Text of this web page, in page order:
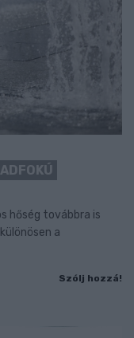
hőség továbbra is
a
Szólj hozzá!